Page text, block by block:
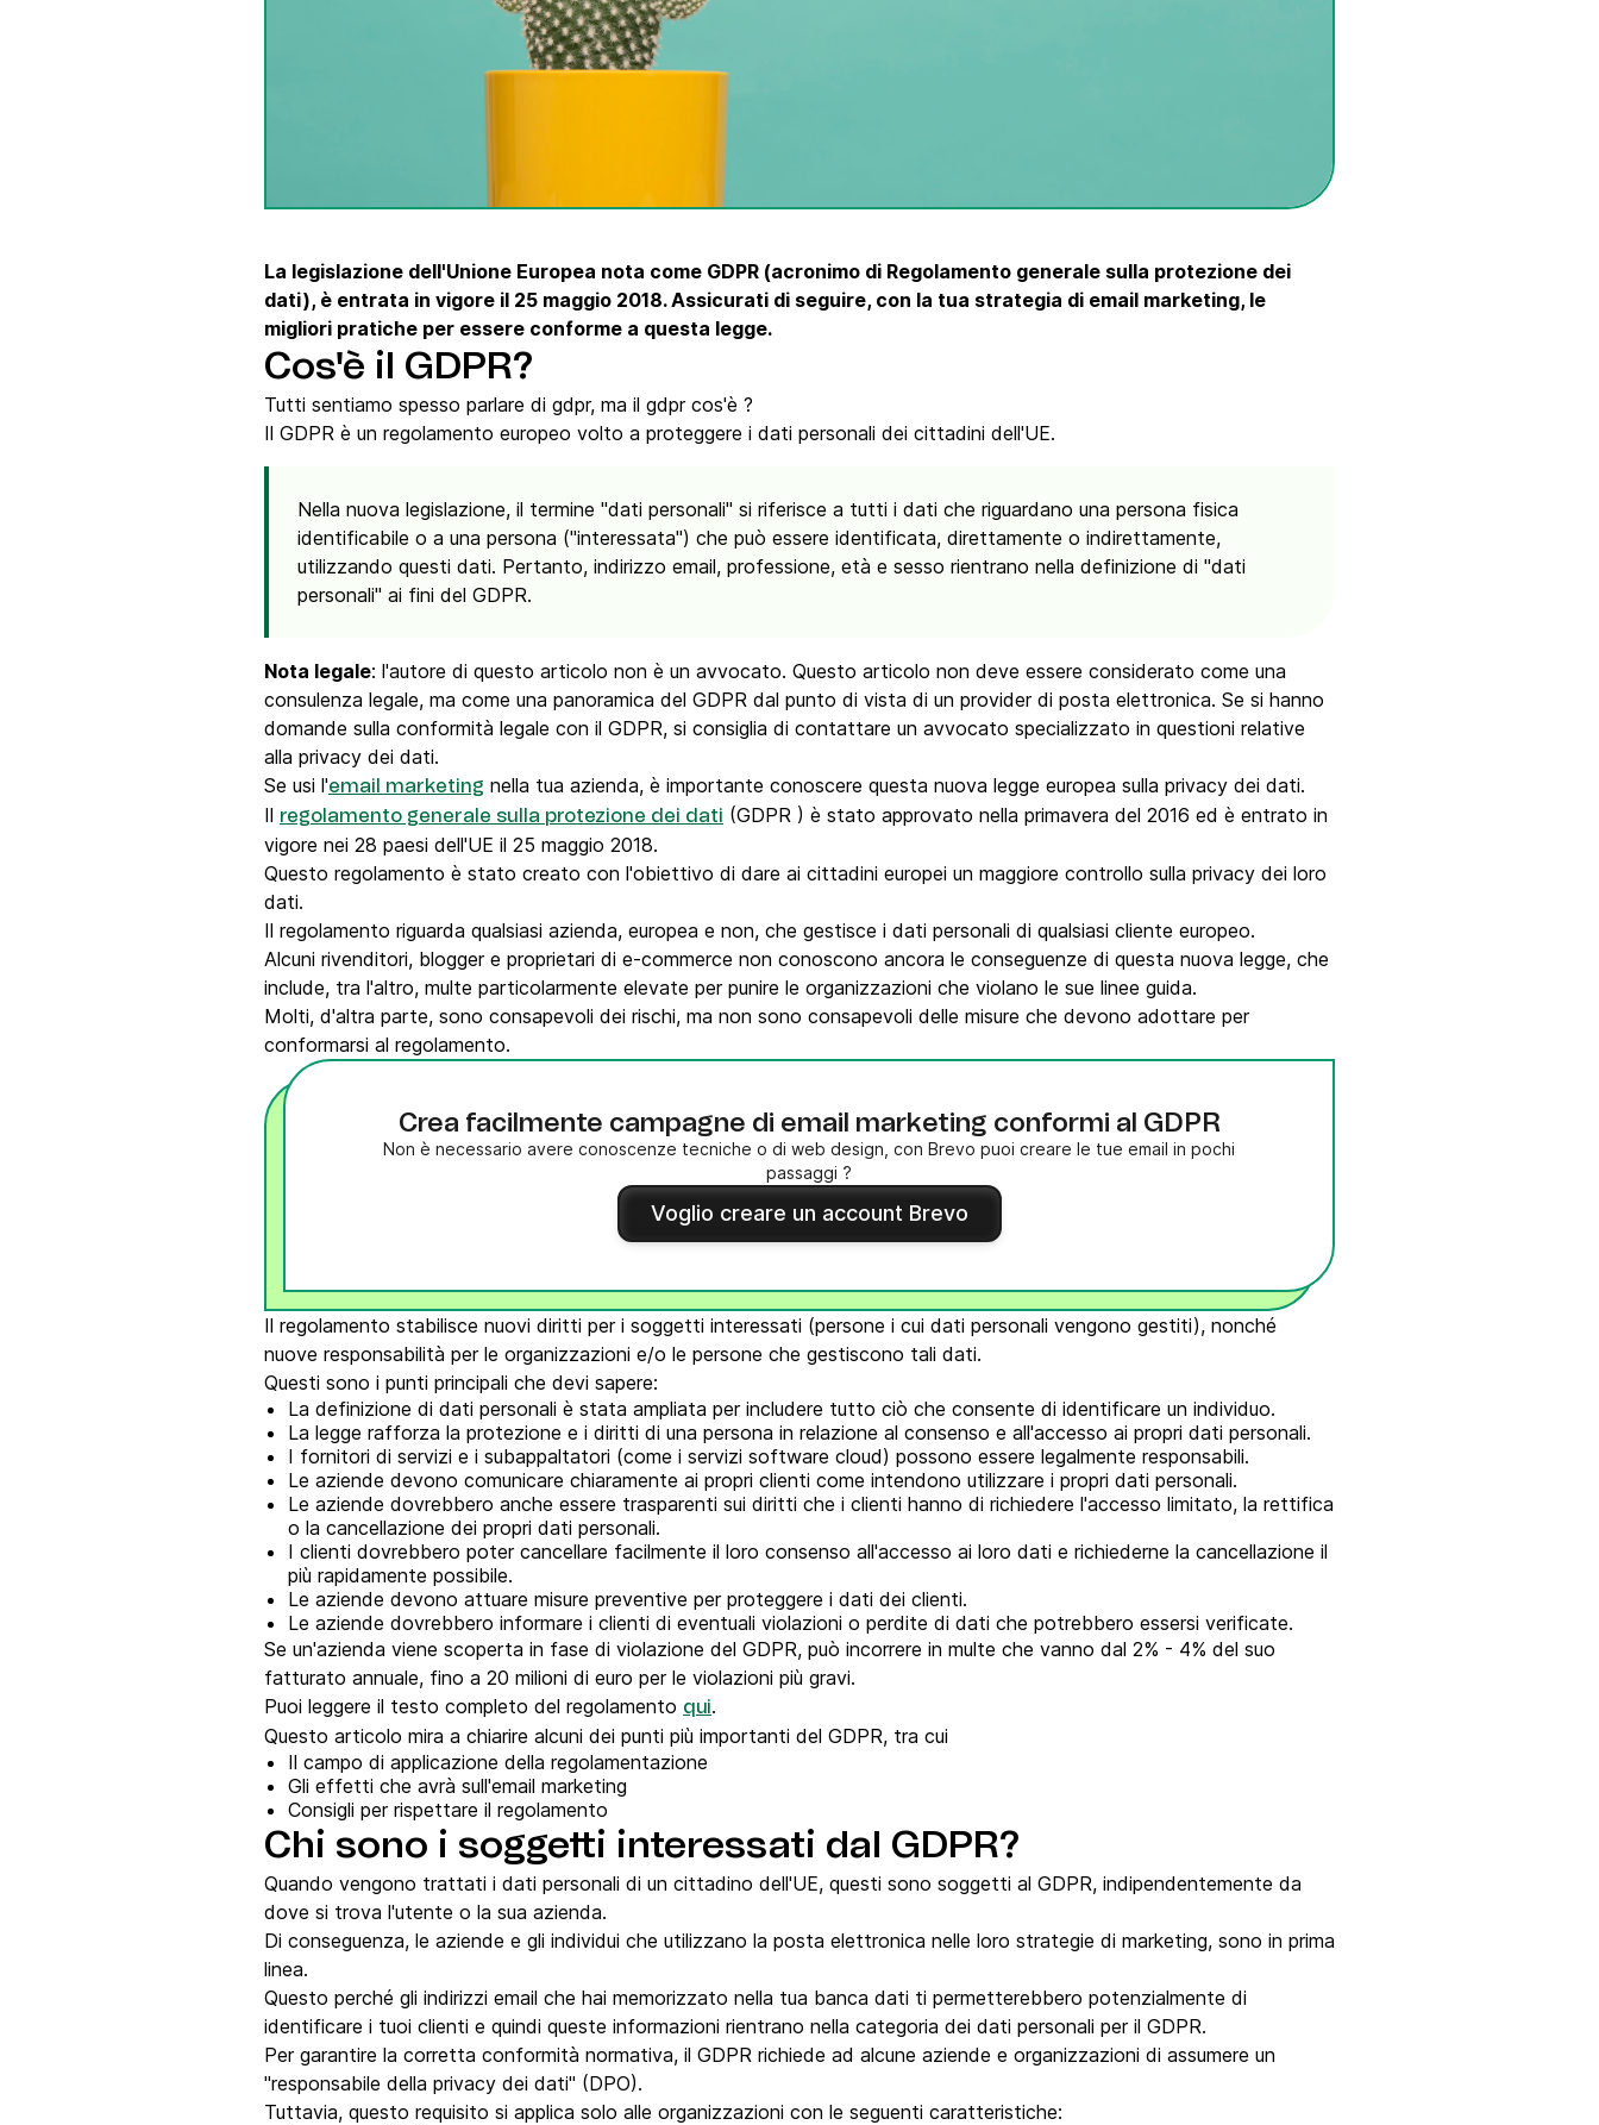
Integra Brevo con oltre 150 strumenti digitali, tra
cui Shopify, WordPress, Stripe, Zapier e altro.
Phone
La legislazione dell'Unione Europea nota come GDPR (acronimo di Regolamento generale sulla protezione dei
dati), è entrata in vigore il 25 maggio 2018. Assicurati di seguire, con la tua strategia di email marketing, le
migliori pratiche per essere conforme a questa legge.
Cos'è il GDPR?
Tutti sentiamo spesso parlare di gdpr, ma il gdpr cos'è ?
Il GDPR è un regolamento europeo volto a proteggere i dati personali dei cittadini dell'UE.
Nella nuova legislazione, il termine "dati personali" si riferisce a tutti i dati che riguardano una persona fisica
identificabile o a una persona ("interessata") che può essere identificata, direttamente o indirettamente,
utilizzando questi dati. Pertanto, indirizzo email, professione, età e sesso rientrano nella definizione di "dati
personali" ai fini del GDPR.
Nota legale: l'autore di questo articolo non è un avvocato. Questo articolo non deve essere considerato come una
consulenza legale, ma come una panoramica del GDPR dal punto di vista di un provider di posta elettronica. Se si hanno
domande sulla conformità legale con il GDPR, si consiglia di contattare un avvocato specializzato in questioni relative
alla privacy dei dati.
Se usi l'email marketing nella tua azienda, è importante conoscere questa nuova legge europea sulla privacy dei dati.
Il regolamento generale sulla protezione dei dati (GDPR ) è stato approvato nella primavera del 2016 ed è entrato in
vigore nei 28 paesi dell'UE il 25 maggio 2018.
Questo regolamento è stato creato con l'obiettivo di dare ai cittadini europei un maggiore controllo sulla privacy dei loro
dati.
Il regolamento riguarda qualsiasi azienda, europea e non, che gestisce i dati personali di qualsiasi cliente europeo.
Alcuni rivenditori, blogger e proprietari di e-commerce non conoscono ancora le conseguenze di questa nuova legge, che
include, tra l'altro, multe particolarmente elevate per punire le organizzazioni che violano le sue linee guida.
Molti, d'altra parte, sono consapevoli dei rischi, ma non sono consapevoli delle misure che devono adottare per
conformarsi al regolamento.
Crea facilmente campagne di email marketing conformi al GDPR
Non è necessario avere conoscenze tecniche o di web design, con Brevo puoi creare le tue email in pochi
passaggi ?
Voglio creare un account Brevo
Il regolamento stabilisce nuovi diritti per i soggetti interessati (persone i cui dati personali vengono gestiti), nonché
nuove responsabilità per le organizzazioni e/o le persone che gestiscono tali dati.
Questi sono i punti principali che devi sapere:
La definizione di dati personali è stata ampliata per includere tutto ciò che consente di identificare un individuo.
La legge rafforza la protezione e i diritti di una persona in relazione al consenso e all'accesso ai propri dati personali.
I fornitori di servizi e i subappaltatori (come i servizi software cloud) possono essere legalmente responsabili.
Le aziende devono comunicare chiaramente ai propri clienti come intendono utilizzare i propri dati personali.
Le aziende dovrebbero anche essere trasparenti sui diritti che i clienti hanno di richiedere l'accesso limitato, la rettifica
o la cancellazione dei propri dati personali.
I clienti dovrebbero poter cancellare facilmente il loro consenso all'accesso ai loro dati e richiederne la cancellazione il
più rapidamente possibile.
Le aziende devono attuare misure preventive per proteggere i dati dei clienti.
Le aziende dovrebbero informare i clienti di eventuali violazioni o perdite di dati che potrebbero essersi verificate.
Se un'azienda viene scoperta in fase di violazione del GDPR, può incorrere in multe che vanno dal 2% - 4% del suo
fatturato annuale, fino a 20 milioni di euro per le violazioni più gravi.
Puoi leggere il testo completo del regolamento qui.
Questo articolo mira a chiarire alcuni dei punti più importanti del GDPR, tra cui
Il campo di applicazione della regolamentazione
Gli effetti che avrà sull'email marketing
Consigli per rispettare il regolamento
Chi sono i soggetti interessati dal GDPR?
Quando vengono trattati i dati personali di un cittadino dell'UE, questi sono soggetti al GDPR, indipendentemente da
dove si trova l'utente o la sua azienda.
Di conseguenza, le aziende e gli individui che utilizzano la posta elettronica nelle loro strategie di marketing, sono in prima
linea.
Questo perché gli indirizzi email che hai memorizzato nella tua banca dati ti permetterebbero potenzialmente di
identificare i tuoi clienti e quindi queste informazioni rientrano nella categoria dei dati personali per il GDPR.
Per garantire la corretta conformità normativa, il GDPR richiede ad alcune aziende e organizzazioni di assumere un
"responsabile della privacy dei dati" (DPO).
Tuttavia, questo requisito si applica solo alle organizzazioni con le seguenti caratteristiche: